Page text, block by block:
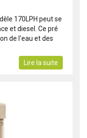
170LPH peut se
et diesel. Ce pré
de l'eau et des
Lire la suite